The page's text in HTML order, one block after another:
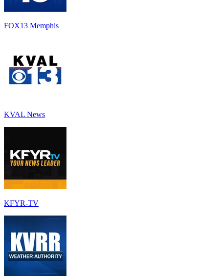
FOX13 Memphis
KVAL News
KFYR-TV